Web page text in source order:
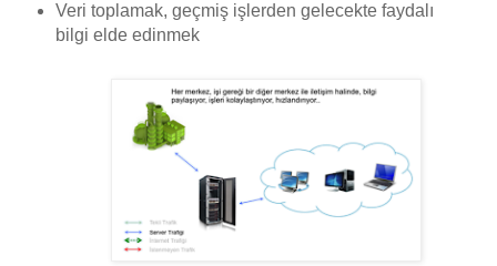
Veri toplamak, geçmiş işlerden gelecekte faydalı
bilgi elde edinmek